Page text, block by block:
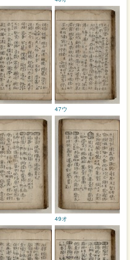
47ウ
49オ